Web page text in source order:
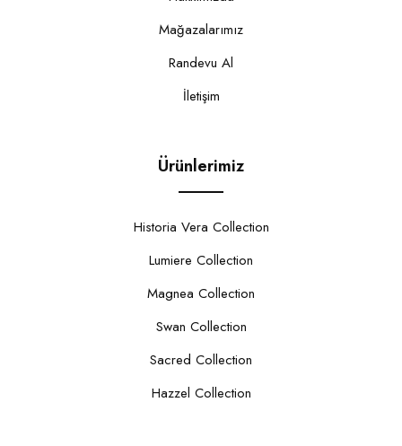
Mağazalarımız
Randevu Al
İletişim
Ürünlerimiz
Historia Vera Collection
Lumiere Collection
Magnea Collection
Swan Collection
Sacred Collection
Hazzel Collection